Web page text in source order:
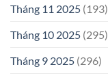
Tháng 11 2025 (193)
Tháng 10 2025 (295)
Tháng 9 2025 (296)